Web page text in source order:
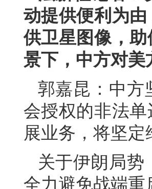
动提供便利为
供卫星图像，
景下，中方对美
郭嘉昆：中方
会授权的非法
展业务，将坚
关于伊朗局势
全力避免战端重